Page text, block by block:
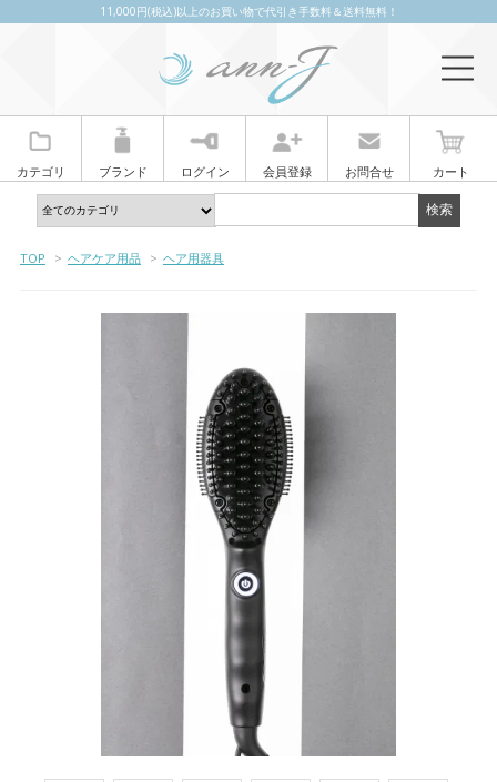
11,000円(税込)以上のお買い物で代引き手数料＆送料無料！
カテゴリ ブランド ログイン 会員登録 お問合せ カート
TOP > ヘアケア用品 > ヘア用器具